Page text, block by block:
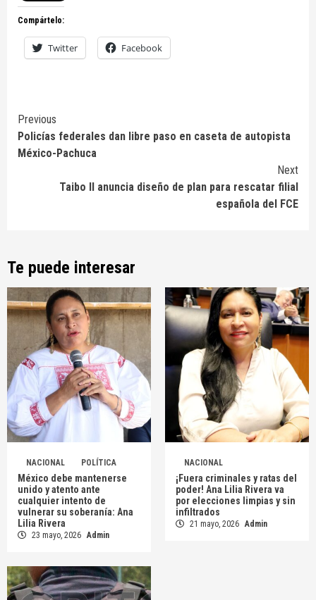
Compártelo:
Twitter Facebook
Continue
Reading
Previous
Policías federales dan libre paso en caseta de autopista
México-Pachuca
Next
Taibo II anuncia diseño de plan para rescatar filial
española del FCE
Te puede interesar
NACIONAL POLÍTICA
México debe mantenerse
unido y atento ante
cualquier intento de
vulnerar su soberanía: Ana
Lilia Rivera
23 mayo, 2026 Admin
NACIONAL
¡Fuera criminales y ratas del
poder! Ana Lilia Rivera va
por elecciones limpias y sin
infiltrados
21 mayo, 2026 Admin